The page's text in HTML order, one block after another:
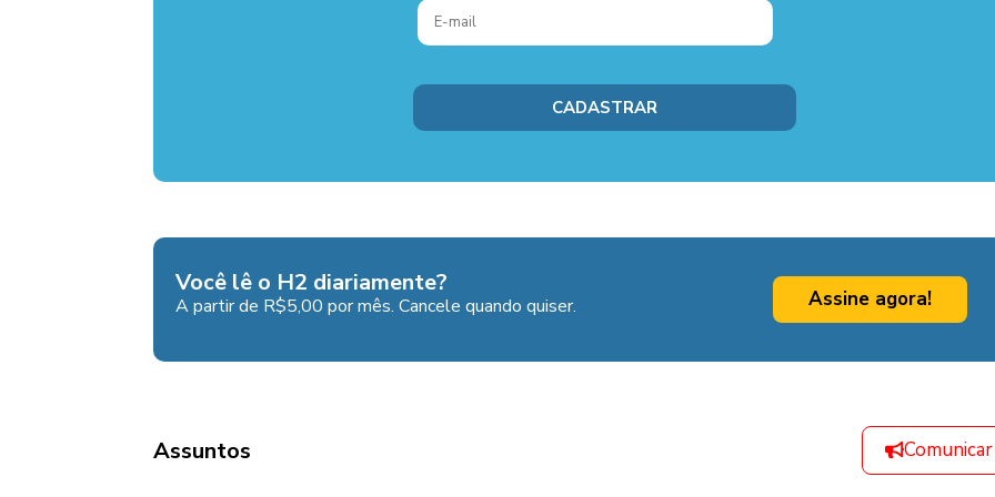
Você lê o H2 diariamente?
A partir de R$5,00 por mês. Cancele quando quiser. Assine agora!
Assuntos